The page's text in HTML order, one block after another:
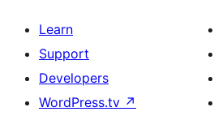
Learn
Support
Developers
WordPress.tv ↗